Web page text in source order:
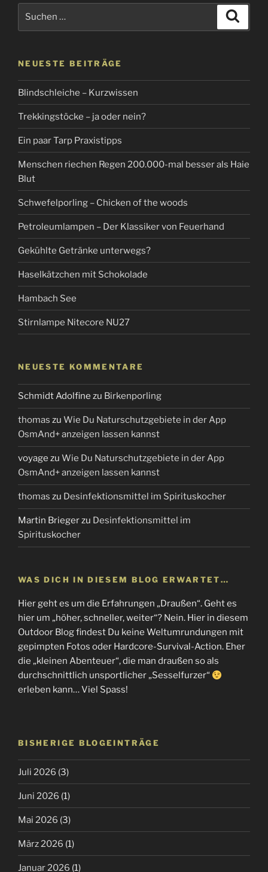
NEUESTE BEITRÄGE
Blindschleiche – Kurzwissen
Trekkingstöcke – ja oder nein?
Ein paar Tarp Praxistipps
Menschen riechen Regen 200.000-mal besser als Haie
Blut
Schwefelporling – Chicken of the woods
Petroleumlampen – Der Klassiker von Feuerhand
Gekühlte Getränke unterwegs?
Haselkätzchen mit Schokolade
Hambach See
Stirnlampe Nitecore NU27
NEUESTE KOMMENTARE
Schmidt Adolfine zu Birkenporling
thomas zu Wie Du Naturschutzgebiete in der App
OsmAnd+ anzeigen lassen kannst
voyage zu Wie Du Naturschutzgebiete in der App
OsmAnd+ anzeigen lassen kannst
thomas zu Desinfektionsmittel im Spirituskocher
Martin Briegerzu Desinfektionsmittel im
Spirituskocher
WAS DICH IN DIESEM BLOG ERWARTET…
Hier geht es um die Erfahrungen „Draußen“. Geht es
hier um „höher, schneller, weiter“? Nein. Hier in diesem
Outdoor Blog findest Du keine Weltumrundungen mit
gepimpten Fotos oder Hardcore-Survival-Action. Eher
die „kleinen Abenteuer“, die man draußen so als
durchschnittlich unsportlicher „Sesselfurzer“
erleben kann… Viel Spass!
BISHERIGE BLOGEINTRÄGE
Juli 2026 (3)
Juni 2026 (1)
Mai 2026 (3)
März 2026 (1)
Januar 2026 (1)